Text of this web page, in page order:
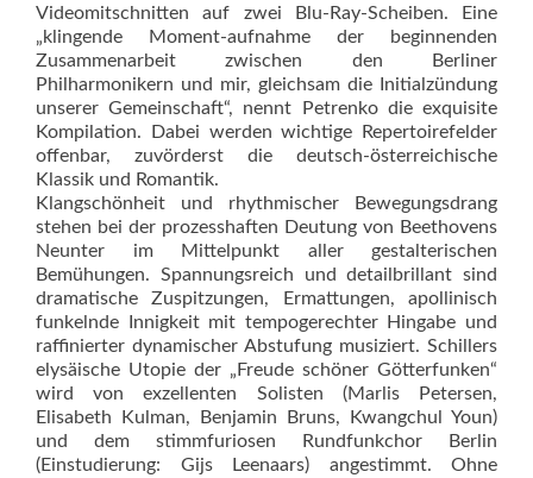
Videomitschnitten auf zwei Blu-Ray-Scheiben. Eine
„klingende Moment-aufnahme der beginnenden
Zusammenarbeit zwischen den Berliner
Philharmonikern und mir, gleich­sam die Initialzündung
unserer Ge­meinschaft“, nennt Petrenko die ex­quisite
Kompilation. Dabei werden wichtige Repertoirefelder
offenbar, zuvörderst die deutsch-österrei­chische
Klassik und Romantik.
Klangschönheit und rhythmi­scher Bewegungsdrang
stehen bei der prozesshaften Deutung von Beethovens
Neunter im Mittelpunkt aller gestalterischen
Bemühungen. Spannungsreich und detailbrillant sind
dramatische Zuspitzungen, Ermattungen, apollinisch
funkelnde Innigkeit mit tempogerechter Hin­gabe und
raffinierter dynamischer Abstufung musiziert. Schillers
ely­säische Utopie der „Freude schöner Götterfunken“
wird von exzellenten Solisten (Marlis Petersen,
Elisabeth Kulman, Benjamin Bruns, Kwang­chul Youn)
und dem stimmfuriosen Rundfunkchor Berlin
(Einstudie­rung: Gijs Leenaars) angestimmt. Ohne